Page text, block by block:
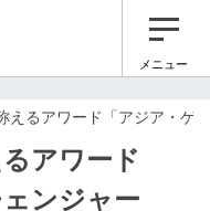
メニュー
えるアワード「アジア・ゲ
アワード
ェンジャー